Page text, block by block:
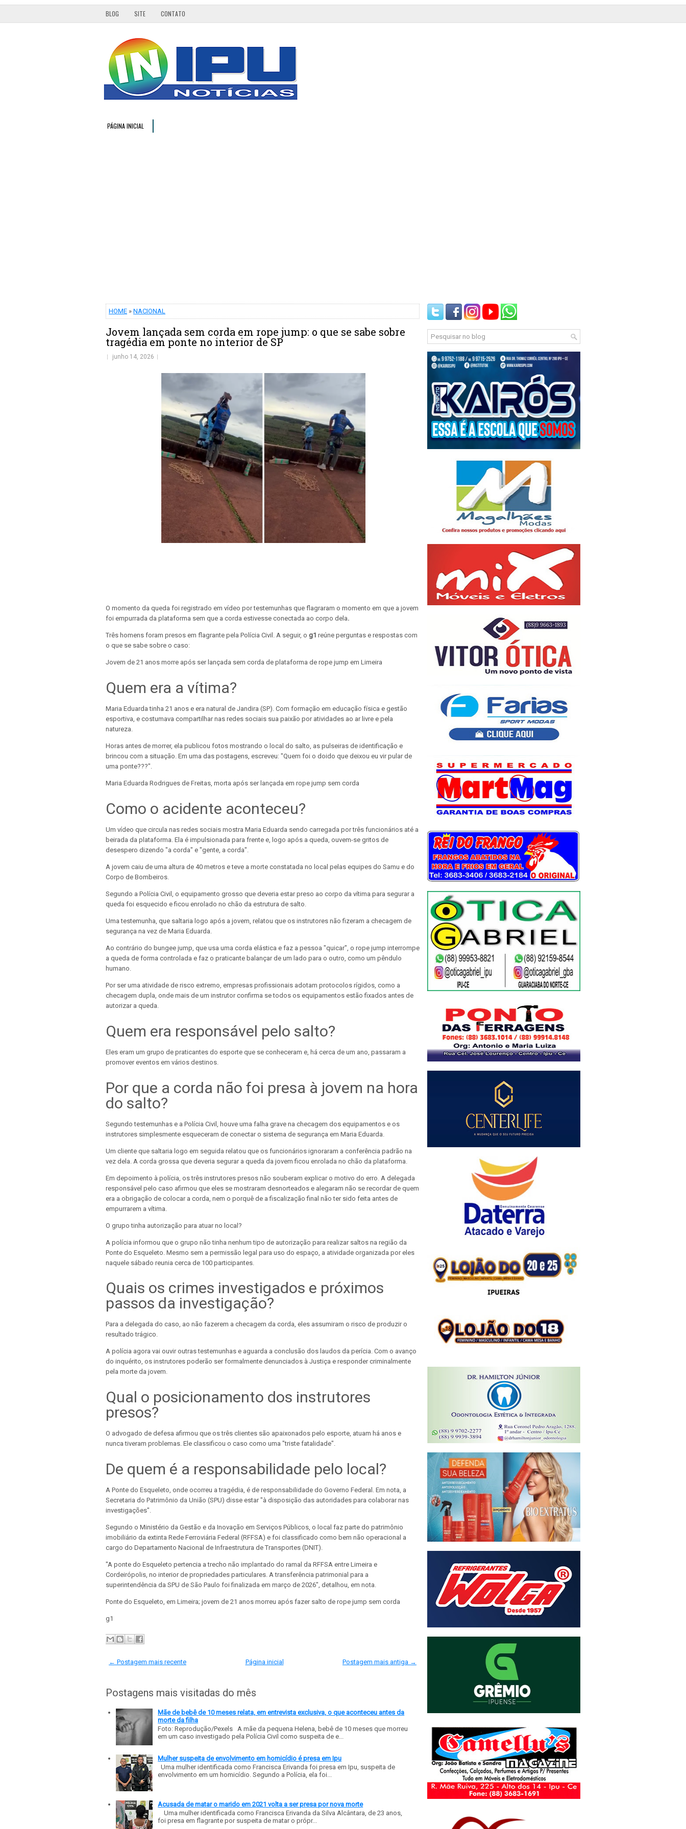
BLOG SITE CONTATO
PÁGINA INICIAL
HOME » NACIONAL
Jovem lançada sem corda em rope jump: o que se sabe sobre
tragédia em ponte no interior de SP
junho 14, 2026
O momento da queda foi registrado em vídeo por testemunhas que flagraram o momento em que a jovem
foi empurrada da plataforma sem que a corda estivesse conectada ao corpo dela.
Três homens foram presos em flagrante pela Polícia Civil. A seguir, o g1 reúne perguntas e respostas com
o que se sabe sobre o caso:
Jovem de 21 anos morre após ser lançada sem corda de plataforma de rope jump em Limeira
Quem era a vítima?
Maria Eduarda tinha 21 anos e era natural de Jandira (SP). Com formação em educação física e gestão
esportiva, e costumava compartilhar nas redes sociais sua paixão por atividades ao ar livre e pela
natureza.
Horas antes de morrer, ela publicou fotos mostrando o local do salto, as pulseiras de identificação e
brincou com a situação. Em uma das postagens, escreveu: "Quem foi o doido que deixou eu vir pular de
uma ponte???".
Maria Eduarda Rodrigues de Freitas, morta após ser lançada em rope jump sem corda
Como o acidente aconteceu?
Um vídeo que circula nas redes sociais mostra Maria Eduarda sendo carregada por três funcionários até a
beirada da plataforma. Ela é impulsionada para frente e, logo após a queda, ouvem-se gritos de
desespero dizendo "a corda" e "gente, a corda".
A jovem caiu de uma altura de 40 metros e teve a morte constatada no local pelas equipes do Samu e do
Corpo de Bombeiros.
Segundo a Polícia Civil, o equipamento grosso que deveria estar preso ao corpo da vítima para segurar a
queda foi esquecido e ficou enrolado no chão da estrutura de salto.
Uma testemunha, que saltaria logo após a jovem, relatou que os instrutores não fizeram a checagem de
segurança na vez de Maria Eduarda.
Ao contrário do bungee jump, que usa uma corda elástica e faz a pessoa "quicar", o rope jump interrompe
a queda de forma controlada e faz o praticante balançar de um lado para o outro, como um pêndulo
humano.
Por ser uma atividade de risco extremo, empresas profissionais adotam protocolos rígidos, como a
checagem dupla, onde mais de um instrutor confirma se todos os equipamentos estão fixados antes de
autorizar a queda.
Quem era responsável pelo salto?
Eles eram um grupo de praticantes do esporte que se conheceram e, há cerca de um ano, passaram a
promover eventos em vários destinos.
Por que a corda não foi presa à jovem na hora
do salto?
Segundo testemunhas e a Polícia Civil, houve uma falha grave na checagem dos equipamentos e os
instrutores simplesmente esqueceram de conectar o sistema de segurança em Maria Eduarda.
Um cliente que saltaria logo em seguida relatou que os funcionários ignoraram a conferência padrão na
vez dela. A corda grossa que deveria segurar a queda da jovem ficou enrolada no chão da plataforma.
Em depoimento à polícia, os três instrutores presos não souberam explicar o motivo do erro. A delegada
responsável pelo caso afirmou que eles se mostraram desnorteados e alegaram não se recordar de quem
era a obrigação de colocar a corda, nem o porquê de a fiscalização final não ter sido feita antes de
empurrarem a vítima.
O grupo tinha autorização para atuar no local?
A polícia informou que o grupo não tinha nenhum tipo de autorização para realizar saltos na região da
Ponte do Esqueleto. Mesmo sem a permissão legal para uso do espaço, a atividade organizada por eles
naquele sábado reunia cerca de 100 participantes.
Quais os crimes investigados e próximos
passos da investigação?
Para a delegada do caso, ao não fazerem a checagem da corda, eles assumiram o risco de produzir o
resultado trágico.
A polícia agora vai ouvir outras testemunhas e aguarda a conclusão dos laudos da perícia. Com o avanço
do inquérito, os instrutores poderão ser formalmente denunciados à Justiça e responder criminalmente
pela morte da jovem.
Qual o posicionamento dos instrutores
presos?
O advogado de defesa afirmou que os três clientes são apaixonados pelo esporte, atuam há anos e
nunca tiveram problemas. Ele classificou o caso como uma "triste fatalidade".
De quem é a responsabilidade pelo local?
A Ponte do Esqueleto, onde ocorreu a tragédia, é de responsabilidade do Governo Federal. Em nota, a
Secretaria do Patrimônio da União (SPU) disse estar "à disposição das autoridades para colaborar nas
investigações".
Segundo o Ministério da Gestão e da Inovação em Serviços Públicos, o local faz parte do patrimônio
imobiliário da extinta Rede Ferroviária Federal (RFFSA) e foi classificado como bem não operacional a
cargo do Departamento Nacional de Infraestrutura de Transportes (DNIT).
"A ponte do Esqueleto pertencia a trecho não implantado do ramal da RFFSA entre Limeira e
Cordeirópolis, no interior de propriedades particulares. A transferência patrimonial para a
superintendência da SPU de São Paulo foi finalizada em março de 2026", detalhou, em nota.
Ponte do Esqueleto, em Limeira; jovem de 21 anos morreu após fazer salto de rope jump sem corda
g1
← Postagem mais recente Postagem mais antiga →
Página inicial
Postagens mais visitadas do mês
Mãe de bebê de 10 meses relata, em entrevista exclusiva, o que aconteceu antes da
morte da filha
Foto: Reprodução/Pexels A mãe da pequena Helena, bebê de 10 meses que morreu
em um caso investigado pela Polícia Civil como suspeita de e...
Mulher suspeita de envolvimento em homicídio é presa em Ipu
Uma mulher identificada como Francisca Erivanda foi presa em Ipu, suspeita de
envolvimento em um homicídio. Segundo a Polícia, ela foi...
Acusada de matar o marido em 2021 volta a ser presa por nova morte
Uma mulher identificada como Francisca Erivanda da Silva Alcântara, de 23 anos,
foi presa em flagrante por suspeita de matar o própr...